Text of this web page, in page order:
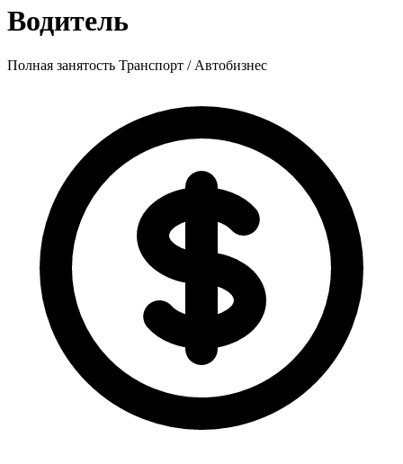
Водитель
Полная занятость Транспорт / Автобизнес